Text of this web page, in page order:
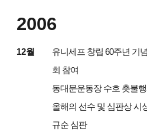
2006
12월
유니세프 창립 60주년 기
회 참여
동대문운동장 수호 촛불
올해의 선수 및 심판상 시
규순 심판